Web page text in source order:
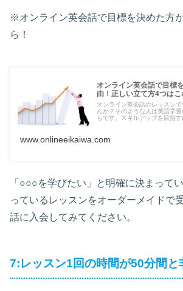
※オンライン英会話で目標を決めた方
ら！
オンライン英会話で目標
由！正しい立て方4つはこ
オンライン英会話のレッスン
んか？そのような人は英語学
らです。スキルアップを目指す
www.onlineeikaiwa.com
「○○○を学びたい」と明確に決まって
っているレッスンをオーダーメイドで
話に入会してみてください。
7:レッスン1回の時間が50分間と